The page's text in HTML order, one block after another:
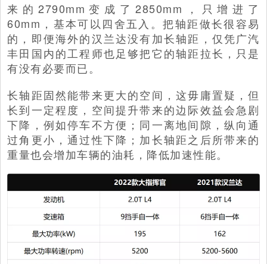
来的2790mm变成了2850mm，只增进了
60mm，基本可以四舍五入。把轴距做长很容易
的，即便海外的汉兰达没有加长轴距，仅凭广汽
丰田国内的工程师也足够把它的轴距拉长，只是
有没有必要而已。
长轴距固然能带来更大的空间，这毋庸置疑，但
长到一定程度，空间提升带来的边际效益会急剧
下降，例如停车不方便；同一离地间隙，纵向通
过角更小，通过性下降；加长轴距之后所带来的
重量也会增加车辆的油耗，降低加速性能。